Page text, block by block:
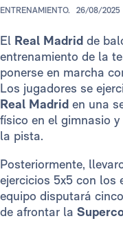
ENTRENAMIENTO. 26/08/2025
El Real Madrid de
entrenamiento de la
ponerse en marcha
Los jugadores se
Real Madrid en una
físico en el gimnasio
la pista.
Posteriormente,
ejercicios 5x5 con los
equipo disputará
de afrontar la